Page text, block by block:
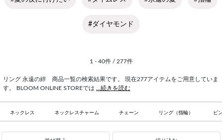
#ダイヤモンド
1 - 40件 / 277件
リング 永遠の絆 商品一覧の検索結果です。 現在277アイテムをご用意していま
す。 BLOOM ONLINE STOREでは ...続きを読む
ネックレス ネックレスチャーム チェーン リング（指輪） ピ